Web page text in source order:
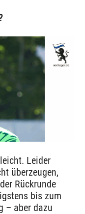
Leider
überzeugen,
Rückrunde
bis zum
– aber dazu